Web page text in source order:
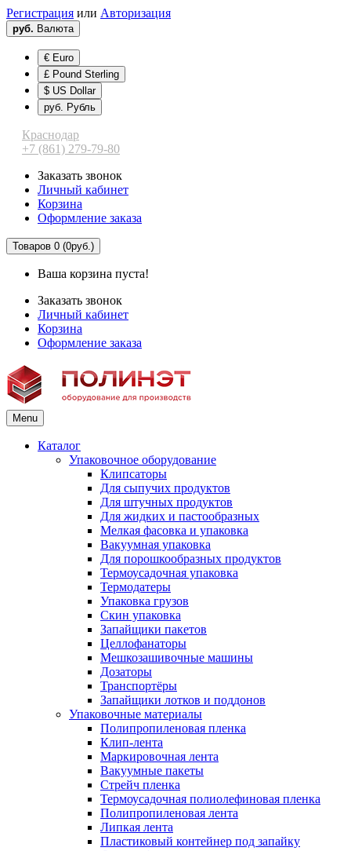
Регистрация или Авторизация
руб. Валюта
€ Euro
£ Pound Sterling
$ US Dollar
руб. Рубль
Краснодар
+7 (861) 279-79-80
Заказать звонок
Личный кабинет
Корзина
Оформление заказа
Товаров 0 (0руб.)
Ваша корзина пуста!
Заказать звонок
Личный кабинет
Корзина
Оформление заказа
Menu
Каталог
Упаковочное оборудование
Клипсаторы
Для сыпучих продуктов
Для штучных продуктов
Для жидких и пастообразных
Мелкая фасовка и упаковка
Вакуумная упаковка
Для порошкообразных продуктов
Термоусадочная упаковка
Термодатеры
Упаковка грузов
Скин упаковка
Запайщики пакетов
Целлофанаторы
Мешкозашивочные машины
Дозаторы
Транспортёры
Запайщики лотков и поддонов
Упаковочные материалы
Полипропиленовая пленка
Клип-лента
Маркировочная лента
Вакуумные пакеты
Стрейч пленка
Термоусадочная полиолефиновая пленка
Полипропиленовая лента
Липкая лента
Пластиковый контейнер под запайку